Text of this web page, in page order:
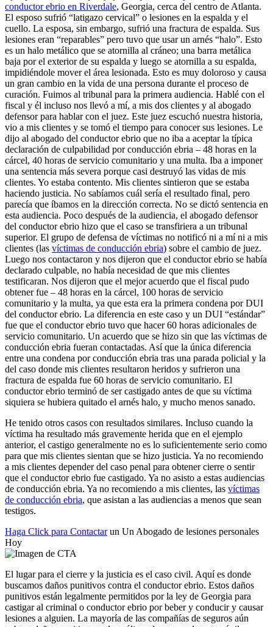
conductor ebrio en Riverdale, Georgia, cerca del centro de Atlanta.
El esposo sufrió “latigazo cervical” o lesiones en la espalda y el
cuello. La esposa, sin embargo, sufrió una fractura de espalda. Sus
lesiones eran “reparables” pero tuvo que usar un arnés “halo”. Esto
es un halo metálico que se atornilla al cráneo; una barra metálica
baja por el exterior de su espalda y luego se atornilla a su espalda,
impidiéndole mover el área lesionada. Esto es muy doloroso y causa
un gran cambio en la vida de una persona durante el proceso de
curación. Fuimos al tribunal para la primera audiencia. Hablé con el
fiscal y él incluso nos llevó a mí, a mis dos clientes y al abogado
defensor para hablar con el juez. Este juez escuchó nuestra historia,
vio a mis clientes y se tomó el tiempo para conocer sus lesiones. Le
dijo al abogado del conductor ebrio que no iba a aceptar la típica
declaración de culpabilidad por conducción ebria – 48 horas en la
cárcel, 40 horas de servicio comunitario y una multa. Iba a imponer
una sentencia más severa porque casi destruyó las vidas de mis
clientes. Yo estaba contento. Mis clientes sintieron que se estaba
haciendo justicia. No sabíamos cuál sería el resultado final, pero
parecía que íbamos en la dirección correcta. No se dictó sentencia en
esta audiencia. Poco después de la audiencia, el abogado defensor
del conductor ebrio hizo que el caso se transfiriera a un tribunal
superior. El grupo de defensa de víctimas no notificó ni a mí ni a mis
clientes (las víctimas de conducción ebria) sobre el cambio de juez.
Luego nos contactaron y nos dijeron que el conductor ebrio se había
declarado culpable, no había necesidad de que mis clientes
testificaran. Nos dijeron que el mejor acuerdo que el fiscal pudo
obtener fue – 48 horas en la cárcel, 100 horas de servicio
comunitario y la multa, ya que esta era la primera condena por DUI
del conductor ebrio. La diferencia en este caso y un DUI “estándar”
fue que el conductor ebrio tuvo que hacer 60 horas adicionales de
servicio comunitario. Un acuerdo que se hizo sin que las víctimas de
conducción ebria fueran contactadas. Así que la única diferencia
entre una condena por conducción ebria tras una parada policial y la
del caso donde mis clientes resultaron heridos y sufrieron una
fractura de espalda fue 60 horas de servicio comunitario. El
conductor ebrio terminó de ser castigado antes de que su víctima
siquiera se hubiera quitado el arnés halo, y mucho menos sanado.
He tenido otros casos con resultados similares. Incluso cuando la
víctima ha resultado más gravemente herida que en el ejemplo
anterior, el castigo generalmente no es lo suficientemente serio como
para que mis clientes sientan que se hizo justicia. Ya no recomiendo
a mis clientes depender del caso penal para obtener cierre o sentir
que el conductor ebrio fue castigado. Ya no asisto a estas audiencias
de conducción ebria. Ya no recomiendo a mis clientes, las víctimas
de conducción ebria, que asistan a las audiencias a menos que sean
testigos.
Haga Click para Contactarun Un Abogado de lesiones personales
Hoy
El lugar para el cierre y la justicia es el caso civil. Aquí es donde
buscamos daños punitivos contra el conductor ebrio. Estos daños
punitivos están legalmente permitidos por la ley de Georgia para
castigar al criminal o conductor ebrio por beber y conducir y causar
lesiones a alguien. La mayoría de las compañías de seguros aún